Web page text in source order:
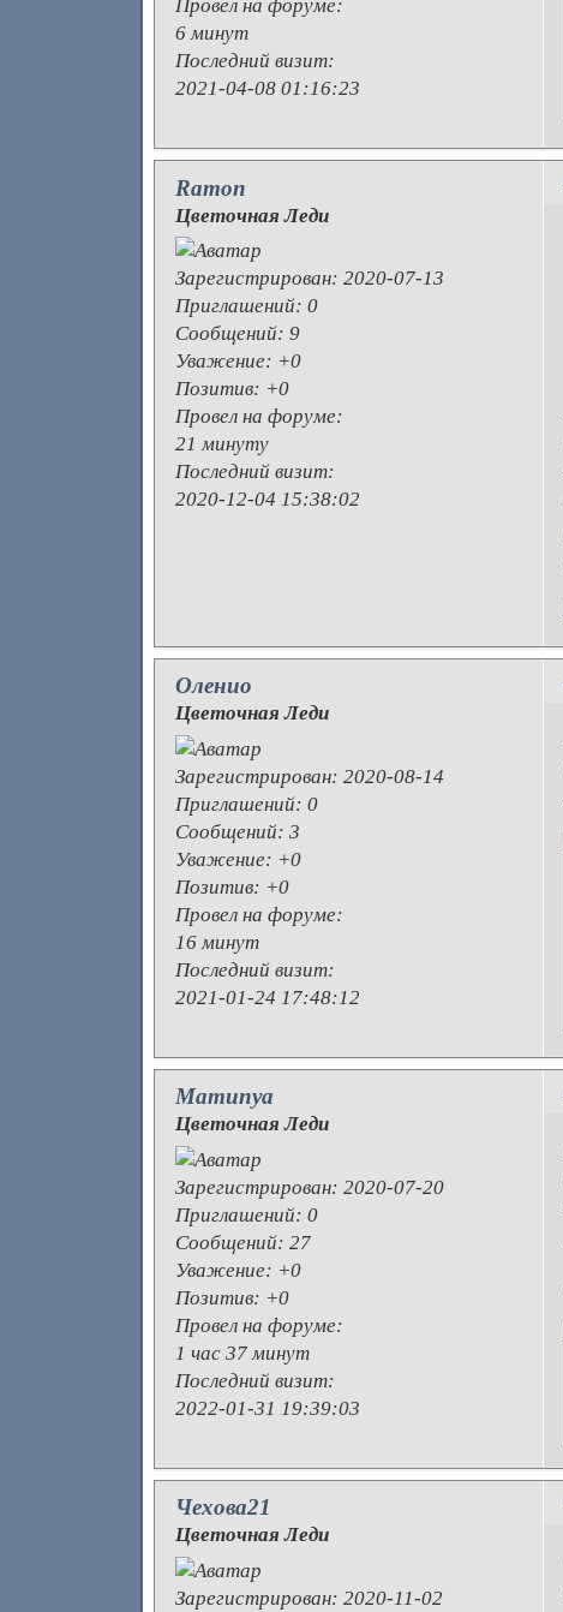
Провел на форуме:
6 минут
Последний визит:
2021-04-08 01:16:23
Ramon
Цветочная Леди
Зарегистрирован: 2020-07-13
Приглашений: 0
Сообщений: 9
Уважение: +0
Позитив: +0
Провел на форуме:
21 минуту
Последний визит:
2020-12-04 15:38:02
Оленио
Цветочная Леди
Зарегистрирован: 2020-08-14
Приглашений: 0
Сообщений: 3
Уважение: +0
Позитив: +0
Провел на форуме:
16 минут
Последний визит:
2021-01-24 17:48:12
Mamunya
Цветочная Леди
Зарегистрирован: 2020-07-20
Приглашений: 0
Сообщений: 27
Уважение: +0
Позитив: +0
Провел на форуме:
1 час 37 минут
Последний визит:
2022-01-31 19:39:03
Чехова21
Цветочная Леди
Зарегистрирован: 2020-11-02